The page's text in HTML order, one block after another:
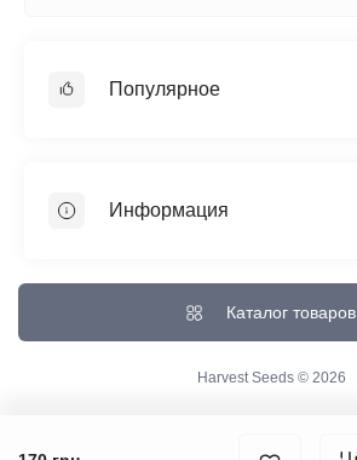
Популярное
Быстроцветущие сорта
Информация
Доставка и Оплата
О магазине
Каталог товаров
Harvest Seeds © 2026